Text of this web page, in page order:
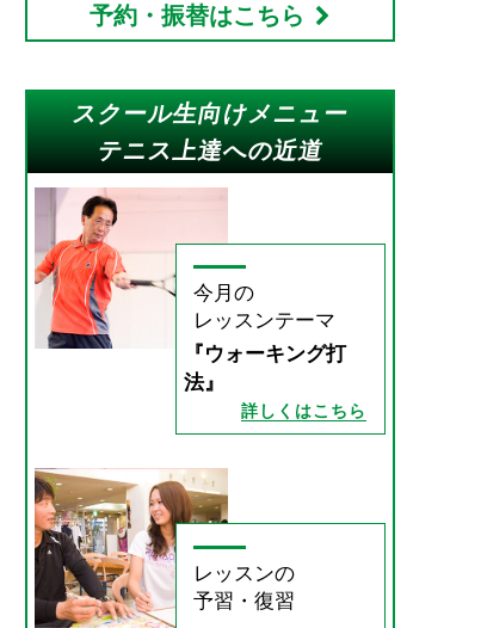
予約・振替はこちら
スクール生向けメニュー
テニス上達への近道
今月の
レッスンテーマ
『ウォーキング打
法』
詳しくはこちら
レッスンの
予習・復習